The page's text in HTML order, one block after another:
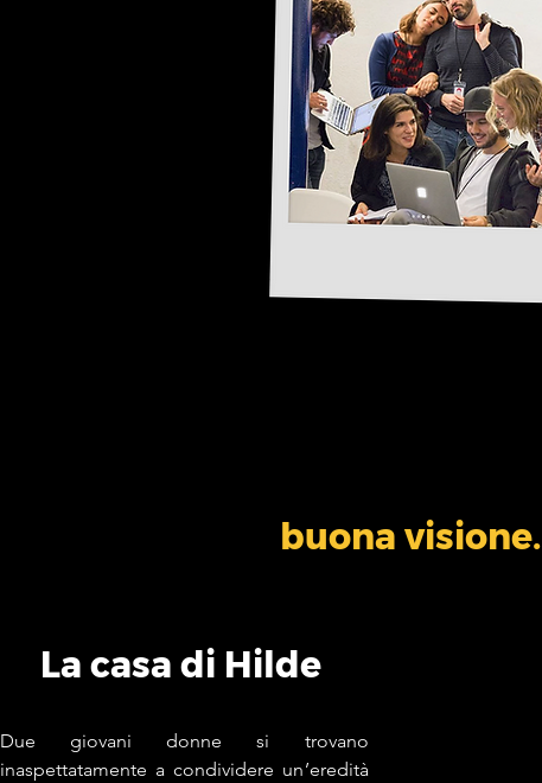
buona visione.
La casa di Hilde
Due giovani donne si trovano
inaspettatamente a condividere un’eredità